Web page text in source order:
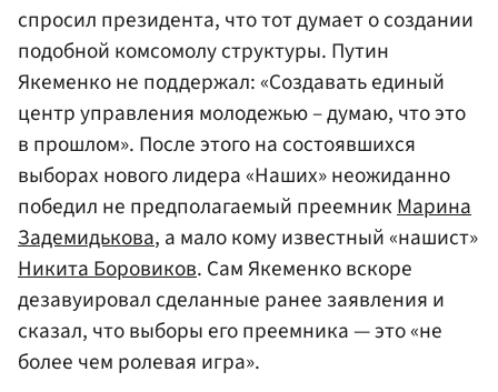
спросил президента, что тот думает о создании
подобной комсомолу структуры. Путин
Якеменко не поддержал: «Создавать единый
центр управления молодежью – думаю, что это
в прошлом». После этого на состоявшихся
выборах нового лидера «Наших» неожиданно
победил не предполагаемый преемникМарина
Задемидькова, а мало кому известный «нашист»
Никита Боровиков. Сам Якеменко вскоре
дезавуировал сделанные ранее заявления и
сказал, что выборы его преемника — это «не
более чем ролевая игра».